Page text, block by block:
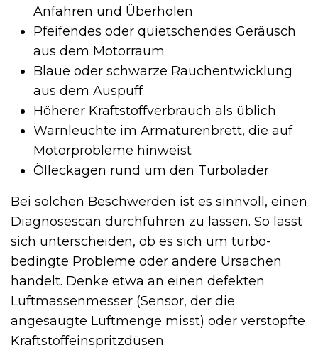
Anfahren und Überholen
Pfeifendes oder quietschendes Geräusch
aus dem Motorraum
Blaue oder schwarze Rauchentwicklung
aus dem Auspuff
Höherer Kraftstoffverbrauch als üblich
Warnleuchte im Armaturenbrett, die auf
Motorprobleme hinweist
Ölleckagen rund um den Turbolader
Bei solchen Beschwerden ist es sinnvoll, einen
Diagnosescan durchführen zu lassen. So lässt
sich unterscheiden, ob es sich um turbo­
bedingte Probleme oder andere Ursachen
handelt. Denke etwa an einen defekten
Luftmassenmesser (Sensor, der die
angesaugte Luftmenge misst) oder verstopfte
Kraftstoffeinspritzdüsen.